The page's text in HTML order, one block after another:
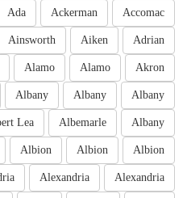
Accomac
Ackerman
Ada
Adrian
Aiken
Ainsworth
Akron
Alamo
Alamo
Albany
Albany
Albany
Albany
Albemarle
Lea
Albion
Albion
Albion
Alexandria
Alexandria